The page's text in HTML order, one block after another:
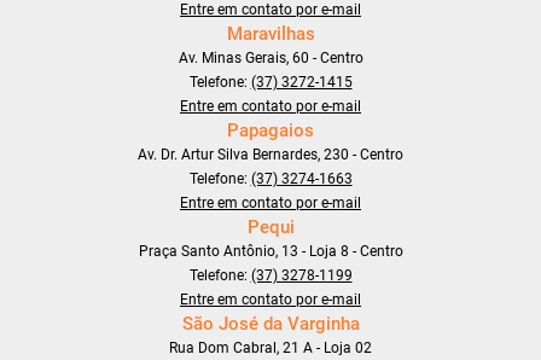
Entre em contato por e-mail
Maravilhas
Av. Minas Gerais, 60 - Centro
Telefone: (37) 3272-1415
Entre em contato por e-mail
Papagaios
Av. Dr. Artur Silva Bernardes, 230 - Centro
Telefone: (37) 3274-1663
Entre em contato por e-mail
Pequi
Praça Santo Antônio, 13 - Loja 8 - Centro
Telefone: (37) 3278-1199
Entre em contato por e-mail
São José da Varginha
Rua Dom Cabral, 21 A - Loja 02